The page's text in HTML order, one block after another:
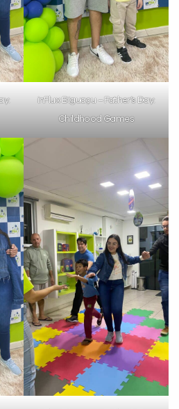
inFlux Biguaçu – Father’s Day:
Childhood Games